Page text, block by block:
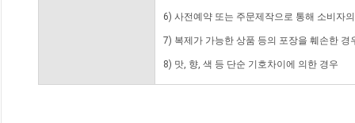
6) 사전예약 또는 주문제작으로 통해 소비자
7) 복제가 가능한 상품 등의 포장을 훼손한 경
8) 맛, 향, 색 등 단순 기호차이에 의한 경우